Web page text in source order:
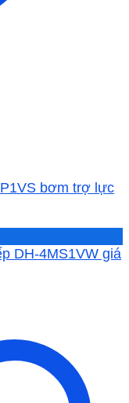
bơm trợ lực